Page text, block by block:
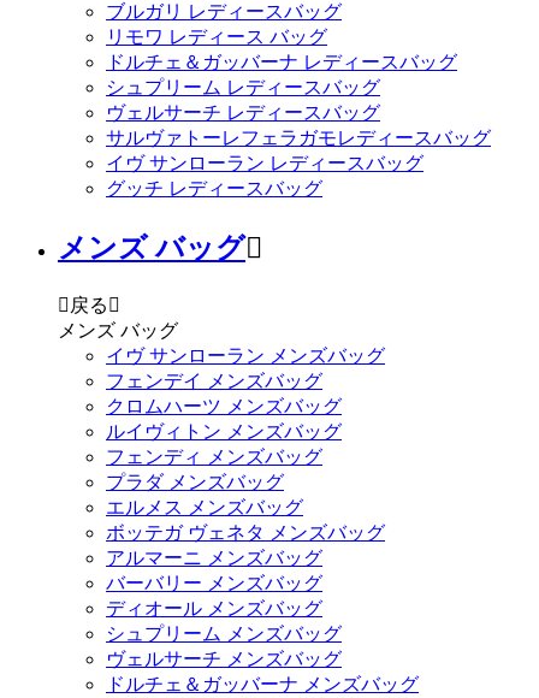
ブルガリ レディースバッグ
リモワ レディース バッグ
ドルチェ＆ガッバーナ レディースバッグ
シュプリーム レディースバッグ
ヴェルサーチ レディースバッグ
サルヴァトーレフェラガモレディースバッグ
イヴ サンローラン レディースバッグ
グッチ レディースバッグ
メンズ バッグ
 戻る 
メンズ バッグ
イヴ サンローラン メンズバッグ
フェンデイ メンズバッグ
クロムハーツ メンズバッグ
ルイヴィトン メンズバッグ
フェンディ メンズバッグ
プラダ メンズバッグ
エルメス メンズバッグ
ボッテガ ヴェネタ メンズバッグ
アルマーニ メンズバッグ
バーバリー メンズバッグ
ディオール メンズバッグ
シュプリーム メンズバッグ
ヴェルサーチ メンズバッグ
ドルチェ＆ガッバーナ メンズバッグ